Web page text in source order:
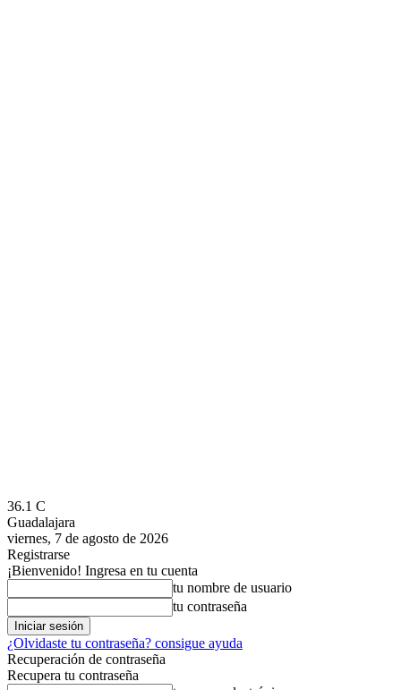
36.1 C
Guadalajara
viernes, 7 de agosto de 2026
Registrarse
¡Bienvenido! Ingresa en tu cuenta
tu nombre de usuario
tu contraseña
¿Olvidaste tu contraseña? consigue ayuda
Recuperación de contraseña
Recupera tu contraseña